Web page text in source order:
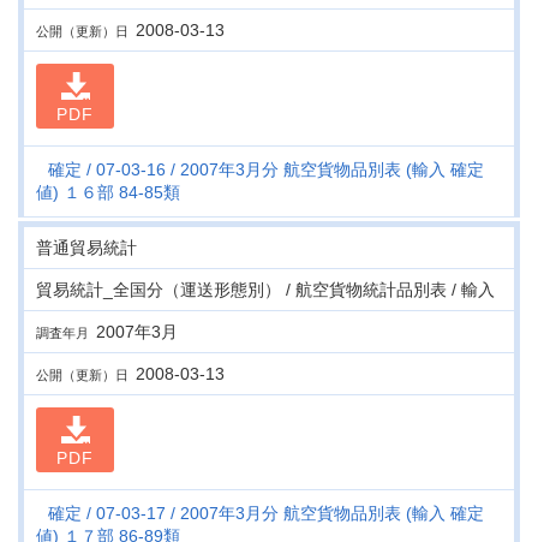
公開（更新）日 2008-03-13
PDF
確定 07-03-16
2007年3月分 航空貨物品別表 (輸入 確定
値) １６部 84-85類
普通貿易統計
貿易統計_全国分（運送形態別） / 航空貨物統計品別表 / 輸入
調査年月 2007年3月
公開（更新）日 2008-03-13
PDF
確定 07-03-17
2007年3月分 航空貨物品別表 (輸入 確定
値) １７部 86-89類